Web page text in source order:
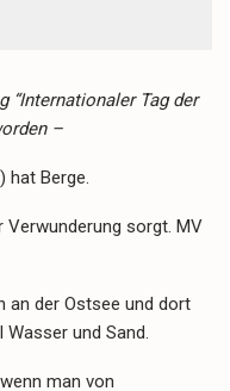
Tag der
–
Berge.
Verwunderung sorgt. MV
an der Ostsee und dort
und Sand.
man von